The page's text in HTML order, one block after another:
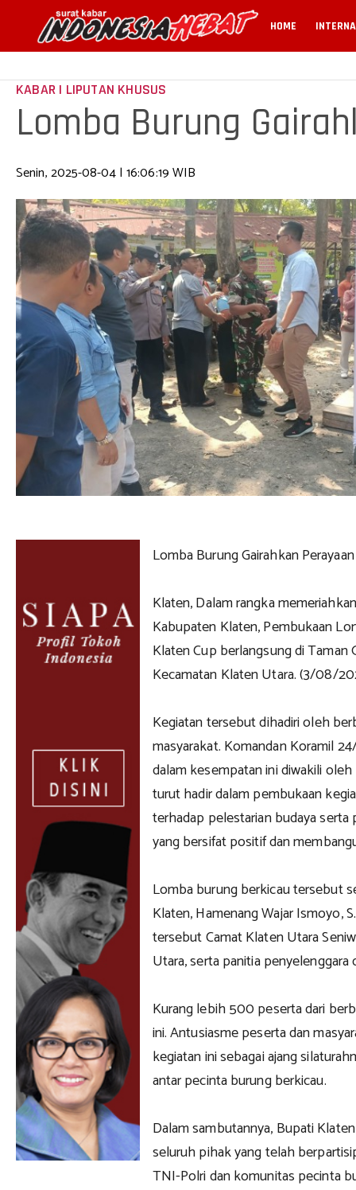
HOME
KABAR | LIPUTAN KHUSUS
Lomba Burung
Senin, 2025-08-04 | 16:06:19 WIB
Lomba Burung Gairahkan
Klaten, Dalam rangka
Kabupaten Klaten, Pembukaan
Klaten Cup berlangsung di Taman
Kecamatan Klaten Utara. (3/08/
Kegiatan tersebut dihadiri oleh
masyarakat. Komandan Koramil
dalam kesempatan ini diwakili
turut hadir dalam pembukaan
terhadap pelestarian budaya
yang bersifat positif dan
Lomba burung berkicau tersebut
Klaten, Hamenang Wajar Ismoyo,
tersebut Camat Klaten Utara
Utara, serta panitia
Kurang lebih 500 peserta dari
ini. Antusiasme peserta dan
kegiatan ini sebagai ajang
antar pecinta burung berkicau.
Dalam sambutannya, Bupati
seluruh pihak yang telah
TNI-Polri dan komunitas pecinta